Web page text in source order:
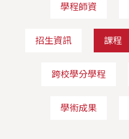
學程師資
招生資訊 課程
跨校學分學程
學術成果